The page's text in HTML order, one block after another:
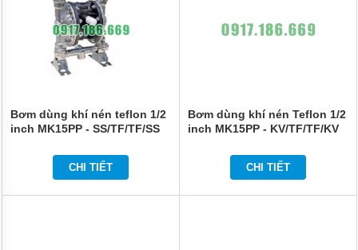
Bơm dùng khí nén teflon 1/2
inch MK15PP - SS/TF/TF/SS
CHI TIẾT
Bơm dùng khí nén Teflon 1/2
inch MK15PP - KV/TF/TF/KV
CHI TIẾT